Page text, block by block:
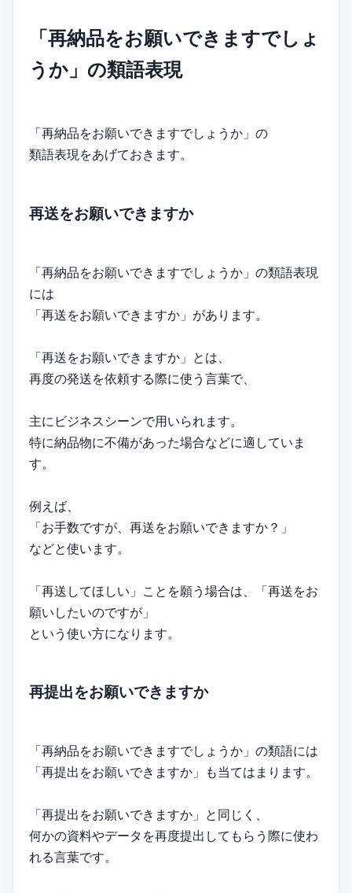
「再納品をお願いできますでしょ
うか」の類語表現
「再納品をお願いできますでしょうか」の
類語表現をあげておきます。
再送をお願いできますか
「再納品をお願いできますでしょうか」の類語表現
には
「再送をお願いできますか」があります。
「再送をお願いできますか」とは、
再度の発送を依頼する際に使う言葉で、
主にビジネスシーンで用いられます。
特に納品物に不備があった場合などに適していま
す。
例えば、
「お手数ですが、再送をお願いできますか？」
などと使います。
「再送してほしい」ことを願う場合は、「再送をお
願いしたいのですが」
という使い方になります。
再提出をお願いできますか
「再納品をお願いできますでしょうか」の類語には
「再提出をお願いできますか」も当てはまります。
「再提出をお願いできますか」と同じく、
何かの資料やデータを再度提出してもらう際に使わ
れる言葉です。